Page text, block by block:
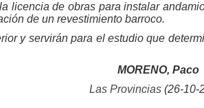
licencia de obras para instalar
de un revestimiento barroco.
y servirán para el estudio que
MORENO, Paco
Las Provincias(26-10-